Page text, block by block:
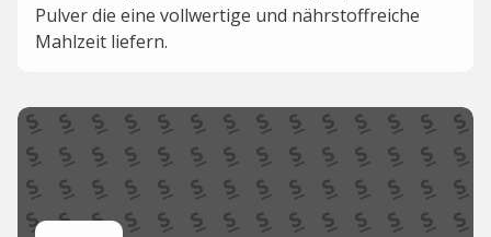
Pulver die eine vollwertige und nährstoffreiche
Mahlzeit liefern.